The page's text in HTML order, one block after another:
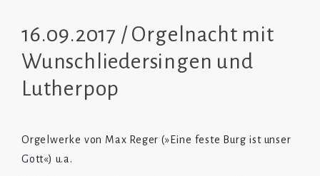
16.09.2017 / Orgelnacht mit
Wunschliedersingen und
Lutherpop
Orgelwerke von Max Reger (»Eine feste Burg ist unser
Gott«) u.a.